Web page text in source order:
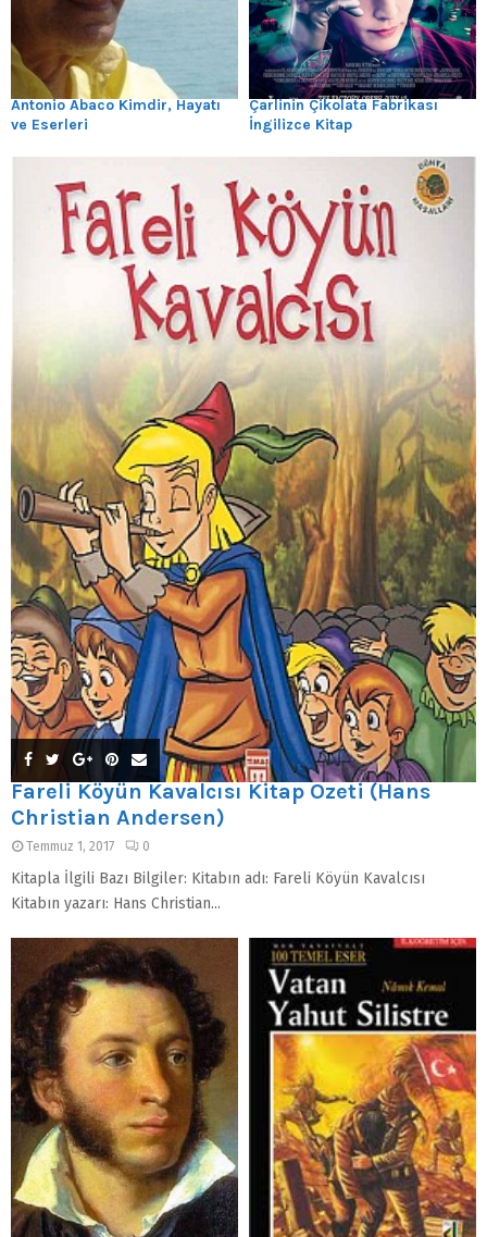
Antonio Abaco Kimdir, Hayatı
ve Eserleri
Çarlinin Çikolata Fabrikası
İngilizce Kitap
Fareli Köyün Kavalcısı Kitap Özeti (Hans
Christian Andersen)
Temmuz 1, 2017 0
Kitapla İlgili Bazı Bilgiler: Kitabın adı: Fareli Köyün Kavalcısı
Kitabın yazarı: Hans Christian...